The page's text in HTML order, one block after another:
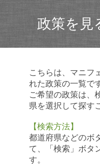
政策を見
こちらは、マニフ
れた政策の一覧で
ご希望の政策は、
県を選択して探す
【検索方法】
都道府県などのボ
て、「検索」ボタ
す。